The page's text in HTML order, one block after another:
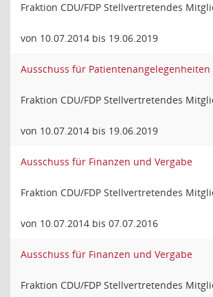
Fraktion CDU/FDP Stellvertretendes
von 10.07.2014 bis 19.06.2019
Ausschuss für Patientenangelegenheiten
Fraktion CDU/FDP Stellvertretendes
von 10.07.2014 bis 19.06.2019
Ausschuss für Finanzen und Vergabe
Fraktion CDU/FDP Stellvertretendes
von 10.07.2014 bis 07.07.2016
Ausschuss für Finanzen und Vergabe
Fraktion CDU/FDP Stellvertretendes